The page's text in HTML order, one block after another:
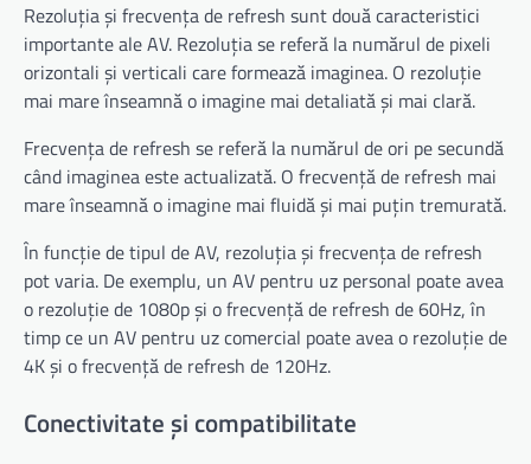
Rezoluția și frecvența de refresh sunt două caracteristici
importante ale AV. Rezoluția se referă la numărul de pixeli
orizontali și verticali care formează imaginea. O rezoluție
mai mare înseamnă o imagine mai detaliată și mai clară.
Frecvența de refresh se referă la numărul de ori pe secundă
când imaginea este actualizată. O frecvență de refresh mai
mare înseamnă o imagine mai fluidă și mai puțin tremurată.
În funcție de tipul de AV, rezoluția și frecvența de refresh
pot varia. De exemplu, un AV pentru uz personal poate avea
o rezoluție de 1080p și o frecvență de refresh de 60Hz, în
timp ce un AV pentru uz comercial poate avea o rezoluție de
4K și o frecvență de refresh de 120Hz.
Conectivitate și compatibilitate